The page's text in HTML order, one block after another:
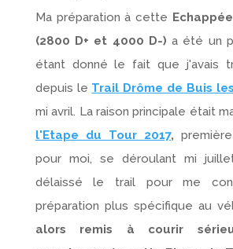
Ma préparation à cette
(2800 D+ et 4000 D-) a été un
étant donné le fait que j'avais
depuis le Trail Drôme de Buis
mi avril. La raison principale était
l'Etape du Tour 2017,
pour moi, se déroulant mi
délaissé le trail pour me
préparation plus spécifique au
alors remis à courir